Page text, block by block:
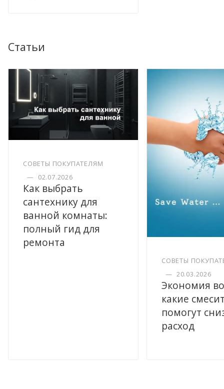
Статьи
СОВЕТЫ ПОКУПАТЕЛЯМ
— 02.07.2026
Как выбрать
сантехнику для
ванной комнаты:
полный гид для
ремонта
СОВЕТЫ
— 20.03.2026
Экономия
какие
помогут
расход